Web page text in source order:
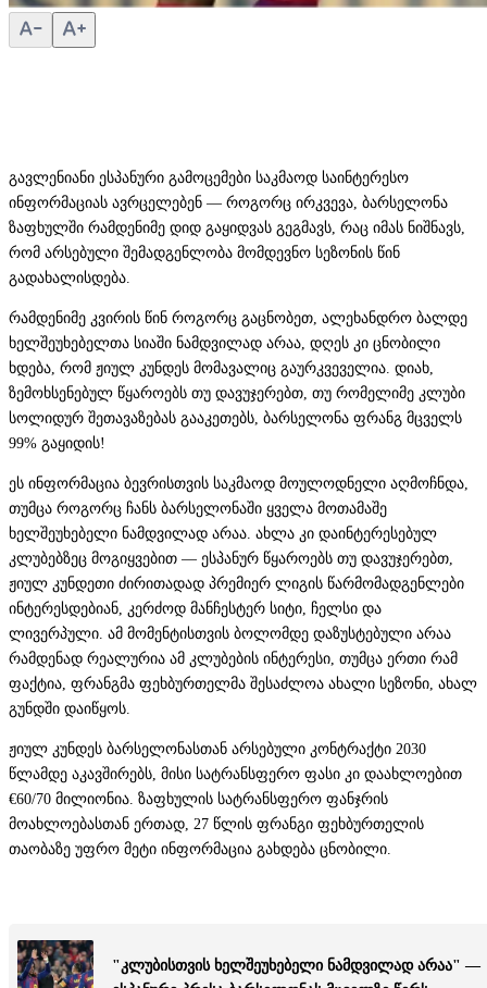
გავლენიანი ესპანური გამოცემები საკმაოდ საინტერესო
ინფორმაციას ავრცელებენ — როგორც ირკვევა, ბარსელონა
ზაფხულში რამდენიმე დიდ გაყიდვას გეგმავს, რაც იმას ნიშნავს,
რომ არსებული შემადგენლობა მომდევნო სეზონის წინ
გადახალისდება.
რამდენიმე კვირის წინ როგორც გაცნობეთ, ალეხანდრო ბალდე
ხელშეუხებელთა სიაში ნამდვილად არაა, დღეს კი ცნობილი
ხდება, რომ ჟიულ კუნდეს მომავალიც გაურკვეველია. დიახ,
ზემოხსენებულ წყაროებს თუ დავუჯერებთ, თუ რომელიმე კლუბი
სოლიდურ შეთავაზებას გააკეთებს, ბარსელონა ფრანგ მცველს
99% გაყიდის!
ეს ინფორმაცია ბევრისთვის საკმაოდ მოულოდნელი აღმოჩნდა,
თუმცა როგორც ჩანს ბარსელონაში ყველა მოთამაშე
ხელშეუხებელი ნამდვილად არაა. ახლა კი დაინტერესებულ
კლუბებზეც მოგიყვებით — ესპანურ წყაროებს თუ დავუჯერებთ,
ჟიულ კუნდეთი ძირითადად პრემიერ ლიგის წარმომადგენლები
ინტერესდებიან, კერძოდ მანჩესტერ სიტი, ჩელსი და
ლივერპული. ამ მომენტისთვის ბოლომდე დაზუსტებული არაა
რამდენად რეალურია ამ კლუბების ინტერესი, თუმცა ერთი რამ
ფაქტია, ფრანგმა ფეხბურთელმა შესაძლოა ახალი სეზონი, ახალ
გუნდში დაიწყოს.
ჟიულ კუნდეს ბარსელონასთან არსებული კონტრაქტი 2030
წლამდე აკავშირებს, მისი სატრანსფერო ფასი კი დაახლოებით
€60/70 მილიონია. ზაფხულის სატრანსფერო ფანჯრის
მოახლოებასთან ერთად, 27 წლის ფრანგი ფეხბურთელის
თაობაზე უფრო მეტი ინფორმაცია გახდება ცნობილი.
"კლუბისთვის ხელშეუხებელი ნამდვილად არაა" —